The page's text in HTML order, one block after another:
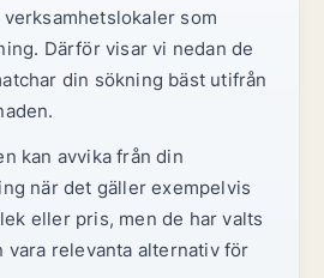
som
Därför visar vi nedan de
din sökning bäst utifrån
kan avvika från din
när det gäller exempelvis
eller pris, men de har valts
vara relevanta alternativ för